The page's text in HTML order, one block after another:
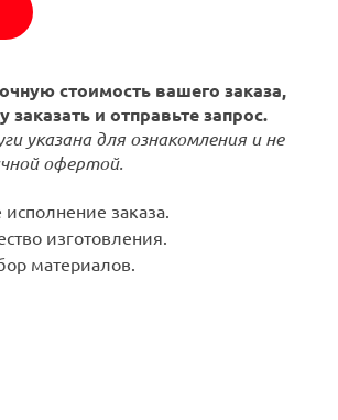
стоимость вашего заказа,
заказать и отправьте запрос.
указана для ознакомления и не
офертой.
заказа.
изготовления.
материалов.